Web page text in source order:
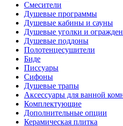
Смесители
Душевые программы
Душевые кабины и сауны
Душевые уголки и
Душевые поддоны
Полотенцесушители
Биде
Писсуары
Сифоны
Душевые трапы
Аксессуары для ванной
Комплектующие
Дополнительные опции
Керамическая плитка